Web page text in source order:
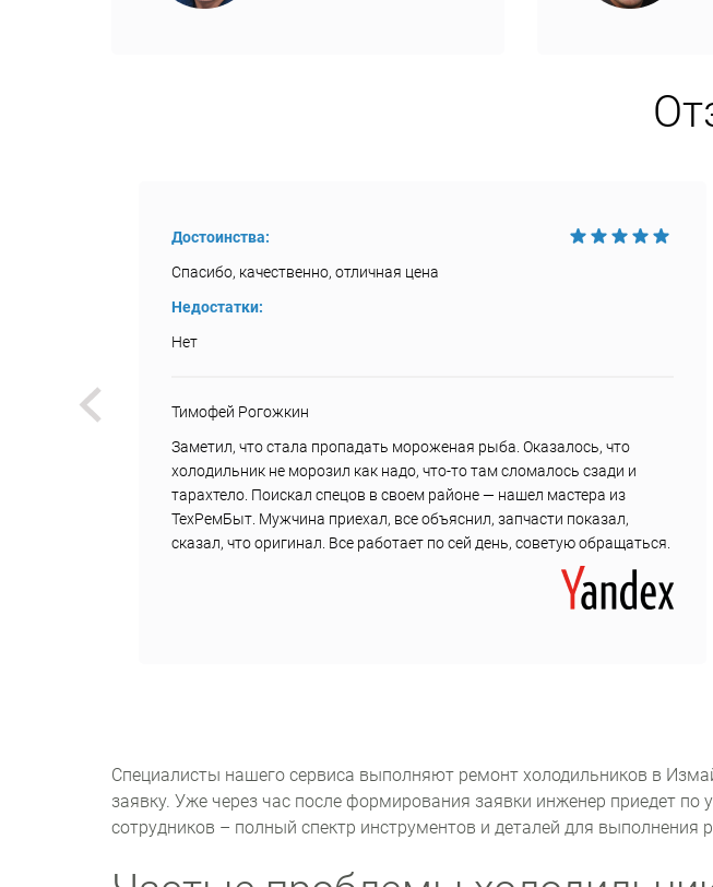
Достоинства:
Спасибо, качественно, отличная цена
Недостатки:
Нет
Тимофей Рогожкин
Заметил, что стала пропадать мороженая рыба. Оказалось, что
холодильник не морозил как надо, что-то там сломалось сзади и
тарахтело. Поискал спецов в своем районе — нашел мастера из
ТехРемБыт. Мужчина приехал, все объяснил, запчасти показал,
сказал, что оригинал. Все работает по сей день, советую обращаться.
Специалисты нашего сервиса выполняют ремонт холодильников в
заявку. Уже через час после формирования заявки инженер приедет по
сотрудников – полный спектр инструментов и деталей для выполнения